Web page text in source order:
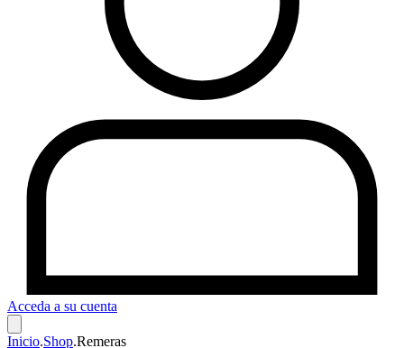
Acceda a su cuenta
Inicio.Shop.Remeras